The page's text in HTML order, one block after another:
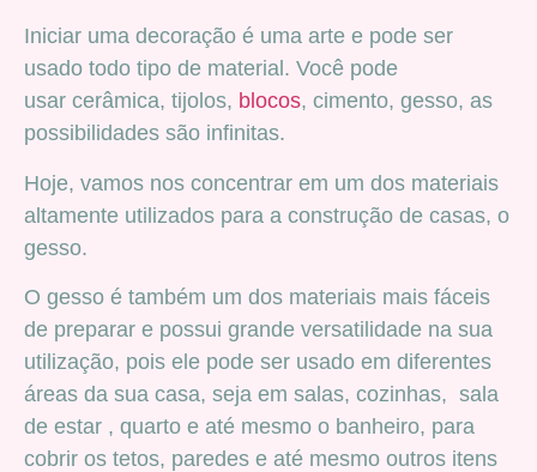
Iniciar uma decoração é uma arte e pode ser
usado todo tipo de material. Você pode
usar cerâmica, tijolos, blocos, cimento, gesso, as
possibilidades são infinitas.
Hoje, vamos nos concentrar em um dos materiais
altamente utilizados para a construção de casas, o
gesso.
O gesso é também um dos materiais mais fáceis
de preparar e possui grande versatilidade na sua
utilização, pois ele pode ser usado em diferentes
áreas da sua casa, seja em salas, cozinhas, sala
de estar , quarto e até mesmo o banheiro, para
cobrir os tetos, paredes e até mesmo outros itens